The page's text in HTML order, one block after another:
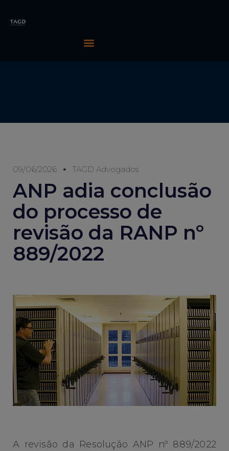
09/06/2026 TAGD Advogados
ANP adia conclusão
do processo de
revisão da RANP nº
889/2022
A revisão da Resolução ANP nº 889/2022